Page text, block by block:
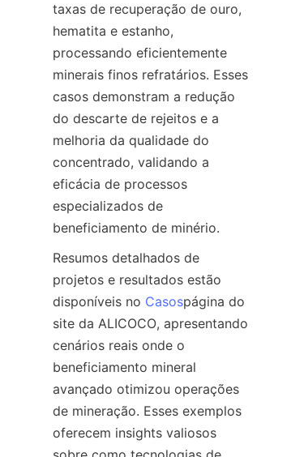
taxas de recuperação de ouro,
hematita e estanho,
processando eficientemente
minerais finos refratários. Esses
casos demonstram a redução
do descarte de rejeitos e a
melhoria da qualidade do
concentrado, validando a
eficácia de processos
especializados de
Resumos detalhados de
projetos e resultados estão
disponíveis no Casospágina do
site da ALICOCO, apresentando
cenários reais onde o
beneficiamento mineral
avançado otimizou operações
de mineração. Esses exemplos
oferecem insights valiosos